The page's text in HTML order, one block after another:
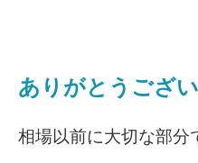
ありがとうござい
相場以前に大切な部分